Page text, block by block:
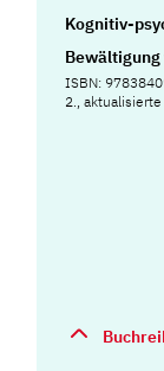
Kognitiv-
Bewältigung
ISBN:
2.,